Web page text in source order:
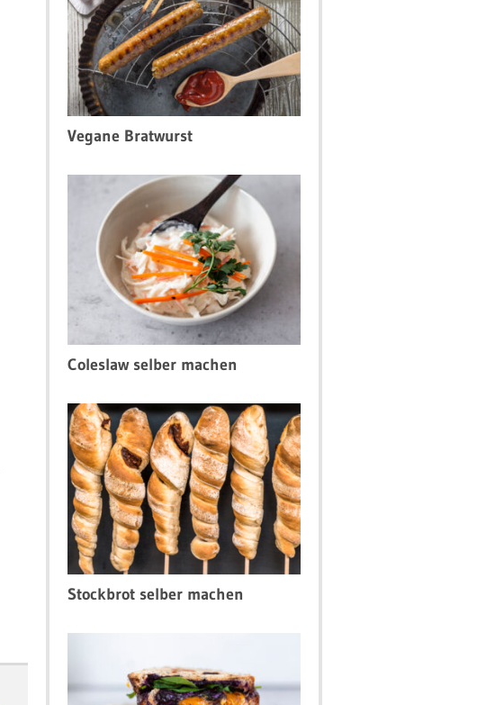
Vegane Bratwurst
Coleslaw selber machen
Stockbrot selber machen